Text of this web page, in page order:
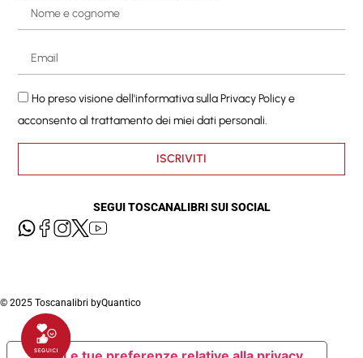
Ho preso visione dell'informativa sullaPrivacy Policye
acconsento al trattamento dei miei dati personali.
ISCRIVITI
SEGUI TOSCANALIBRI SUI SOCIAL
© 2025 Toscanalibri byQuantico